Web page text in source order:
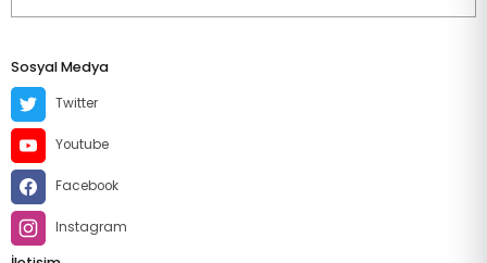
Sosyal Medya
Twitter
Youtube
Facebook
Instagram